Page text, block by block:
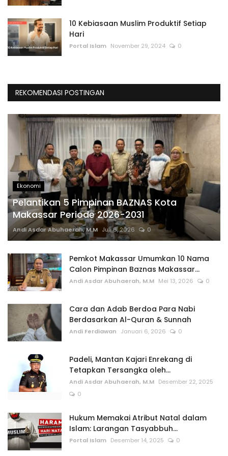
10 Kebiasaan Muslim Produktif Setiap
Hari
Portal Islam November 29, 2024 0
REKOMENDASI POSTINGAN
Ekonomi
Pelantikan 5 Pimpinan BAZNAS Kota
Makassar Periode 2026-2031
Andi Asdar Abuhaerah, M.M Juli 6, 2026 0
Pemkot Makassar Umumkan 10 Nama
Calon Pimpinan Baznas Makassar...
Andi Asdar Abuhaerah, M.M Mei 13, 2026 0
Cara dan Adab Berdoa Para Nabi
Berdasarkan Al-Quran & Sunnah
Andi Ferdiawan Januari 6, 2026 0
Padeli, Mantan Kajari Enrekang di
Tetapkan Tersangka oleh...
Andi Asdar Abuhaerah, M.M Desember 22, 2025
0
Hukum Memakai Atribut Natal dalam
Islam: Larangan Tasyabbuh...
Portal Islam Desember 14, 2025 0